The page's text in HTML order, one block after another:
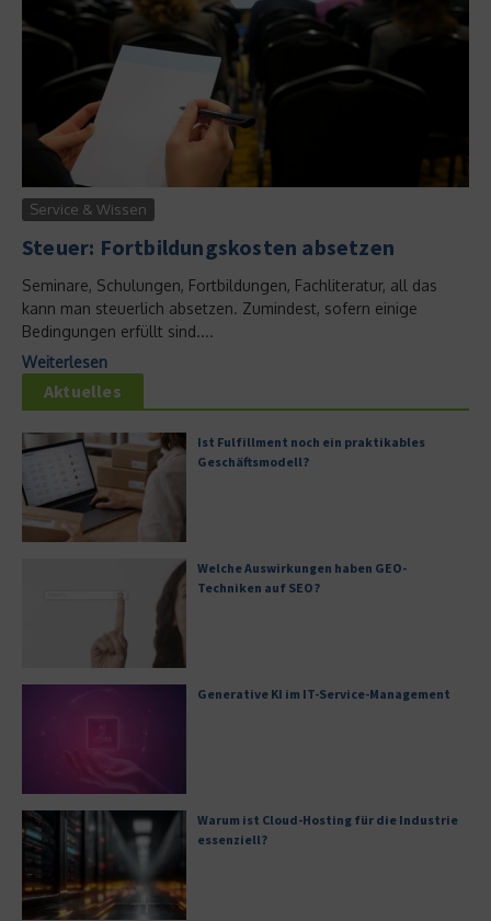
Service & Wissen
Steuer: Fortbildungskosten absetzen
Seminare, Schulungen, Fortbildungen, Fachliteratur, all das
kann man steuerlich absetzen. Zumindest, sofern einige
Bedingungen erfüllt sind....
Weiterlesen
Aktuelles
Ist Fulfillment noch ein praktikables
Geschäftsmodell?
Welche Auswirkungen haben GEO-
Techniken auf SEO?
Generative KI im IT-Service-Management
Warum ist Cloud-Hosting für die Industrie
essenziell?